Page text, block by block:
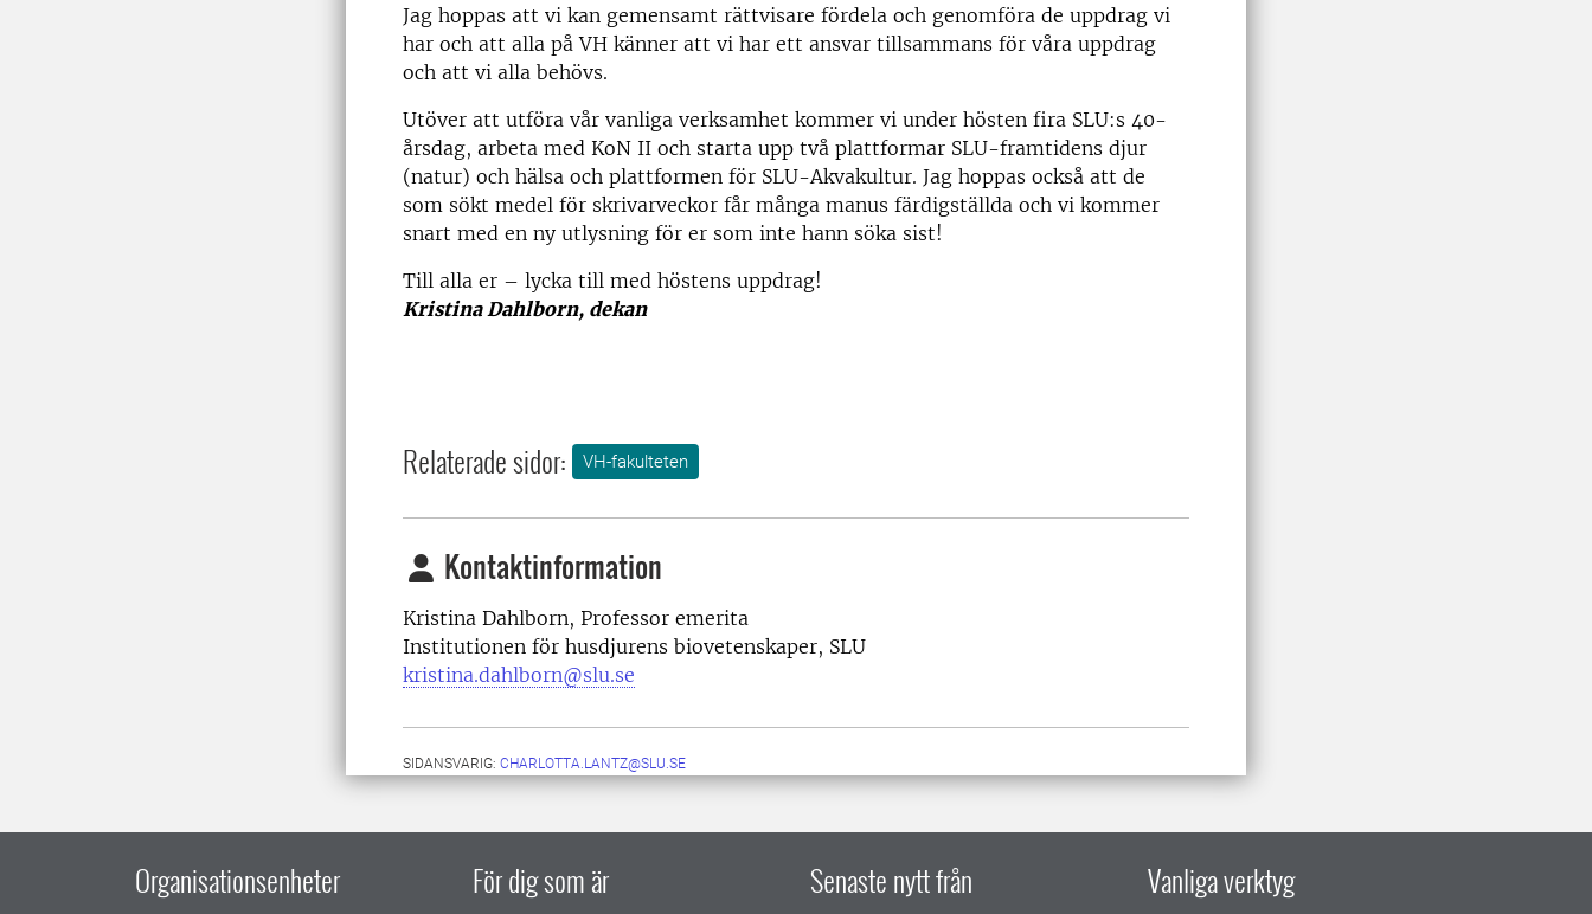
Jag hoppas att vi kan gemensamt rättvisare fördela och genomföra de uppdrag vi
har och att alla på VH känner att vi har ett ansvar tillsammans för våra uppdrag
och att vi alla behövs.
Utöver att utföra vår vanliga verksamhet kommer vi under hösten fira SLU:s 40-
årsdag, arbeta med KoN II och starta upp två plattformar SLU-framtidens djur
(natur) och hälsa och plattformen för SLU-Akvakultur. Jag hoppas också att de
som sökt medel för skrivarveckor får många manus färdigställda och vi kommer
snart med en ny utlysning för er som inte hann söka sist!
Till alla er – lycka till med höstens uppdrag!
Kristina Dahlborn, dekan
Relaterade sidor: VH-fakulteten
Kontaktinformation
Kristina Dahlborn, Professor emerita
Institutionen för husdjurens biovetenskaper, SLU
kristina.dahlborn@slu.se
SIDANSVARIG: CHARLOTTA.LANTZ@SLU.SE
Organisationsenheter För dig som är Senaste nytt från Vanliga verktyg